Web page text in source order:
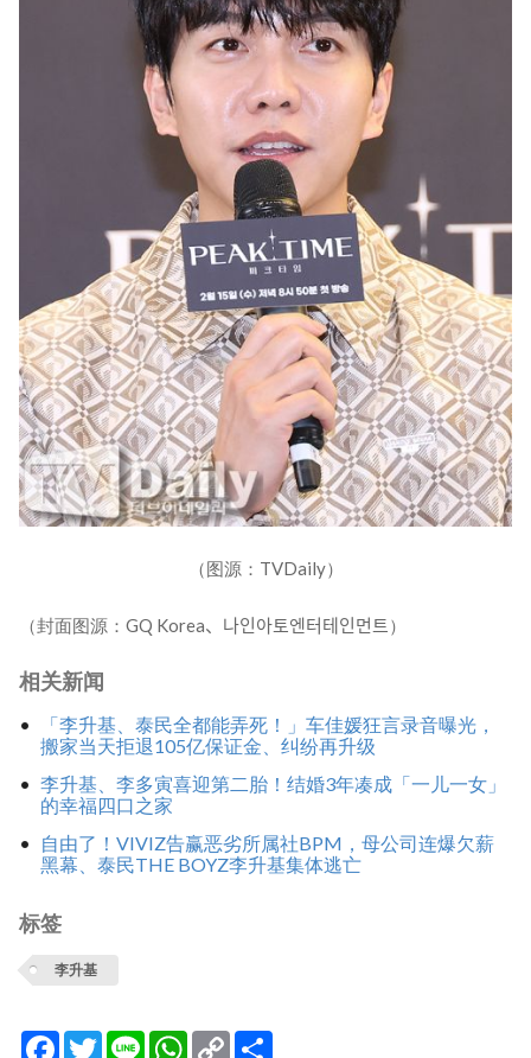
（图源：TVDaily）
（封面图源：GQ Korea、나인아토엔터테인먼트）
相关新闻
「李升基、泰民全都能弄死！」车佳媛狂言录音曝光，
搬家当天拒退105亿保证金、纠纷再升级
李升基、李多寅喜迎第二胎！结婚3年凑成「一儿一女」
的幸福四口之家
自由了！VIVIZ告赢恶劣所属社BPM，母公司连爆欠薪
黑幕、泰民THE BOYZ李升基集体逃亡
标签
李升基
Facebook
TwitterLine WhatsApp
Copy